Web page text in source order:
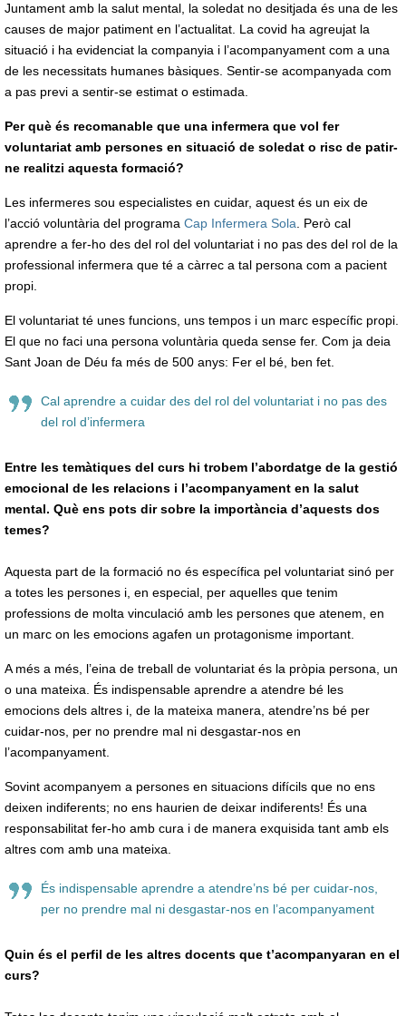
Juntament amb la salut mental, la soledat no desitjada és una de les
causes de major patiment en l’actualitat. La covid ha agreujat la
situació i ha evidenciat la companyia i l’acompanyament com a una
de les necessitats humanes bàsiques. Sentir-se acompanyada com
a pas previ a sentir-se estimat o estimada.
Per què és recomanable que una infermera que vol fer
voluntariat amb persones en situació de soledat o risc de patir-
ne realitzi aquesta formació?
Les infermeres sou especialistes en cuidar, aquest és un eix de
l’acció voluntària del programa Cap Infermera Sola. Però cal
aprendre a fer-ho des del rol del voluntariat i no pas des del rol de la
professional infermera que té a càrrec a tal persona com a pacient
propi.
El voluntariat té unes funcions, uns tempos i un marc específic propi.
El que no faci una persona voluntària queda sense fer. Com ja deia
Sant Joan de Déu fa més de 500 anys: Fer el bé, ben fet.
Cal aprendre a cuidar des del rol del voluntariat i no pas des
del rol d’infermera
Entre les temàtiques del curs hi trobem l’abordatge de la gestió
emocional de les relacions i l’acompanyament en la salut
mental. Què ens pots dir sobre la importància d’aquests dos
temes?
Aquesta part de la formació no és específica pel voluntariat sinó per
a totes les persones i, en especial, per aquelles que tenim
professions de molta vinculació amb les persones que atenem, en
un marc on les emocions agafen un protagonisme important.
A més a més, l’eina de treball de voluntariat és la pròpia persona, un
o una mateixa. És indispensable aprendre a atendre bé les
emocions dels altres i, de la mateixa manera, atendre’ns bé per
cuidar-nos, per no prendre mal ni desgastar-nos en
l’acompanyament.
Sovint acompanyem a persones en situacions difícils que no ens
deixen indiferents; no ens haurien de deixar indiferents! És una
responsabilitat fer-ho amb cura i de manera exquisida tant amb els
altres com amb una mateixa.
És indispensable aprendre a atendre’ns bé per cuidar-nos,
per no prendre mal ni desgastar-nos en l’acompanyament
Quin és el perfil de les altres docents que t’acompanyaran en el
curs?